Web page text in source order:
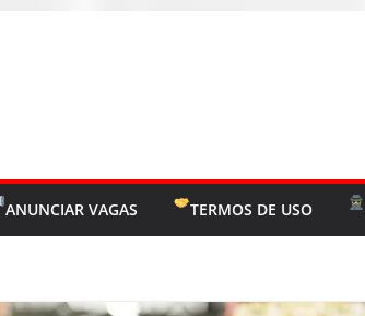
ANUNCIAR VAGAS TERMOS DE USO